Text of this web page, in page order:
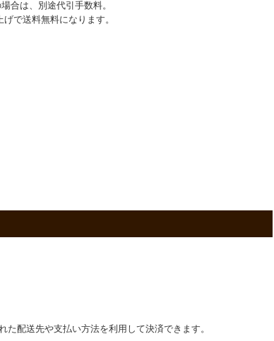
合は、別途代引手数料。
で送料無料になります。
た配送先や支払い方法を利用して決済できます。